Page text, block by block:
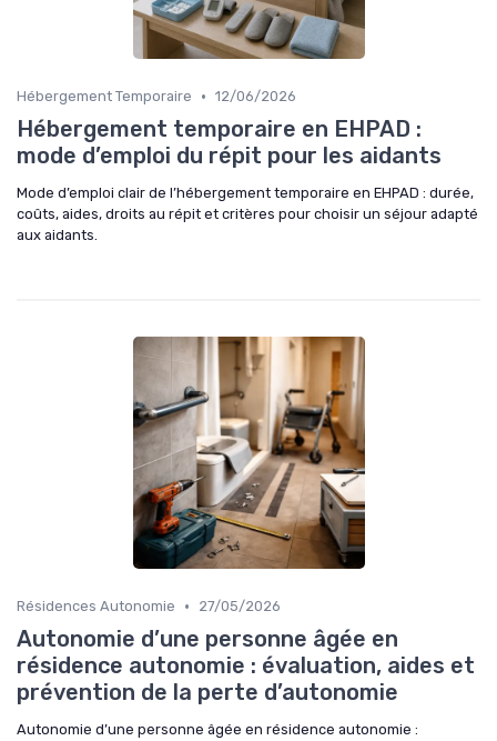
Hébergement Temporaire • 12/06/2026
Hébergement temporaire en EHPAD :
mode d’emploi du répit pour les aidants
Mode d’emploi clair de l’hébergement temporaire en EHPAD : durée,
coûts, aides, droits au répit et critères pour choisir un séjour adapté
aux aidants.
Résidences Autonomie • 27/05/2026
Autonomie d’une personne âgée en
résidence autonomie : évaluation, aides et
prévention de la perte d’autonomie
Autonomie d’une personne âgée en résidence autonomie :